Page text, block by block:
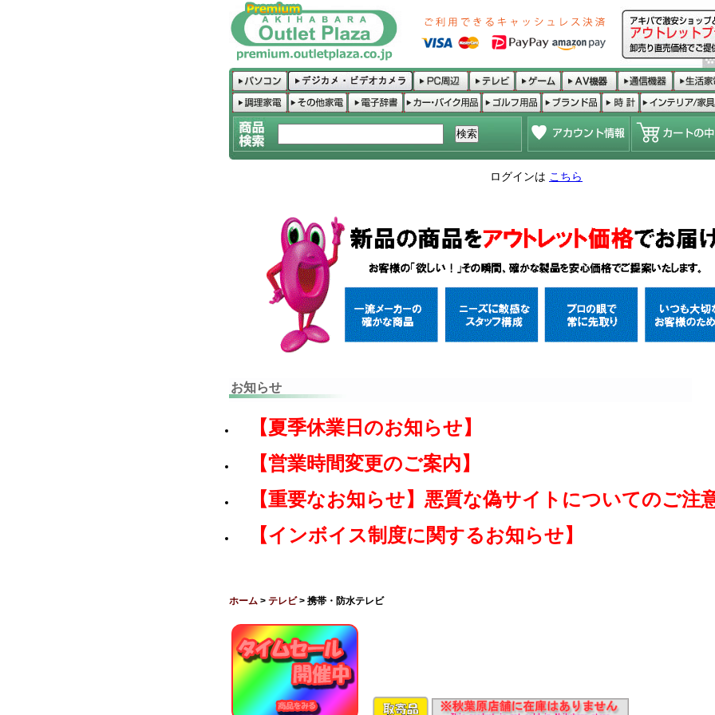
ログインは こちら
お知らせ
【夏季休業日のお知らせ】
【営業時間変更のご案内】
【重要なお知らせ】悪質な偽サイトについてのご注
【インボイス制度に関するお知らせ】
ホーム > テレビ> 携帯・防水テレビ